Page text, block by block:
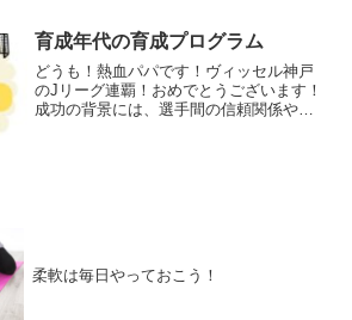
ぐに逆サイドにボールを回せるように意
識していなければなりません。
育成年代の育成プログラム
どうも！熱血パパです！ヴィッセル神戸
のJリーグ連覇！おめでとうございます！
成功の背景には、選手間の信頼関係や戦
柔軟は毎日やっておこう！